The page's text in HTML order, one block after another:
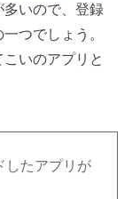
多いので、登録
つでしょう。
いのアプリと
したアプリが